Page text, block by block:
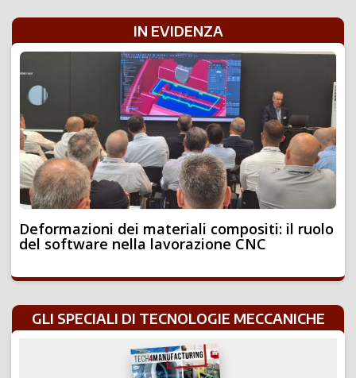
IN EVIDENZA
Deformazioni dei materiali compositi: il ruolo
del software nella lavorazione CNC
GLI SPECIALI DI TECNOLOGIE MECCANICHE